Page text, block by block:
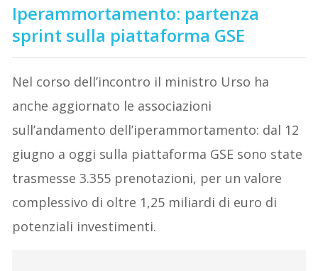
Iperammortamento: partenza
sprint sulla piattaforma GSE
Nel corso dell’incontro il ministro Urso ha
anche aggiornato le associazioni
sull’andamento dell’iperammortamento: dal 12
giugno a oggi sulla piattaforma GSE sono state
trasmesse 3.355 prenotazioni, per un valore
complessivo di oltre 1,25 miliardi di euro di
potenziali investimenti.